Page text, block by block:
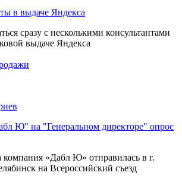
в выдаче Яндекса
сразу с несколькими консультантами
выдаче Яндекса
Ю" на "Генеральном директоре" опрос
компания «Дабл Ю» отправилась в г.
на Всероссийский съезд